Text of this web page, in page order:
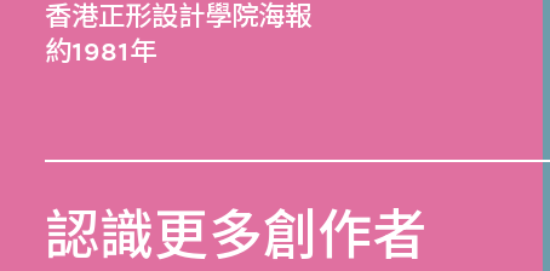
香港正形設計學院海報
約1981年
認識更多創作者